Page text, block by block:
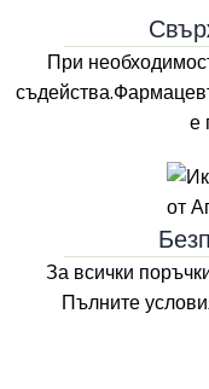
При
е
За всички
Пълните